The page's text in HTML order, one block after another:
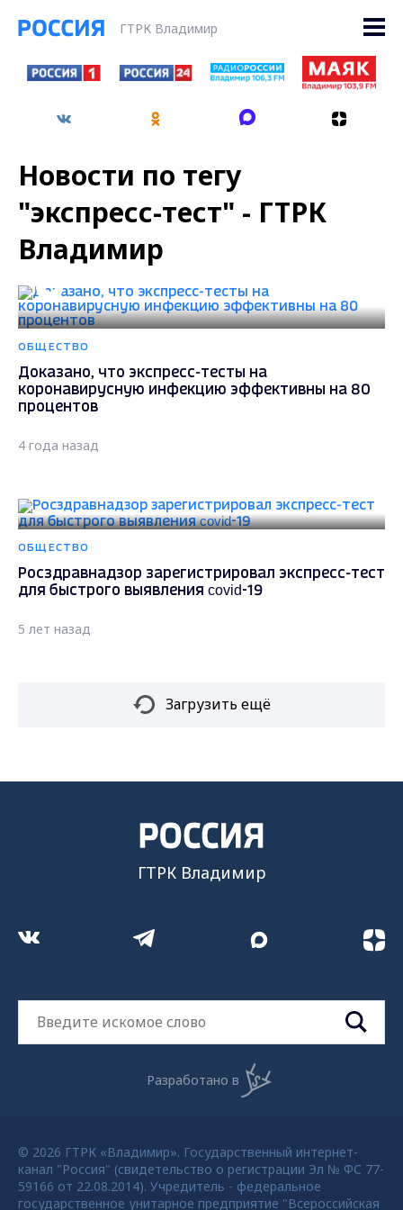
ГТРК Владимир
Новости по тегу
"экспресс-тест" - ГТРК
Владимир
ОБЩЕСТВО
Доказано, что экспресс-тесты на
коронавирусную инфекцию эффективны на 80
процентов
4 года назад
ОБЩЕСТВО
Росздравнадзор зарегистрировал экспресс-тест
для быстрого выявления covid-19
5 лет назад
Загрузить ещё
ГТРК Владимир
Разработано в
© 2026 ГТРК «Владимир». Государственный интернет-
канал "Россия" (свидетельство о регистрации Эл № ФС 77-
59166 от 22.08.2014). Учредитель - федеральное
государственное унитарное предприятие "Всероссийская